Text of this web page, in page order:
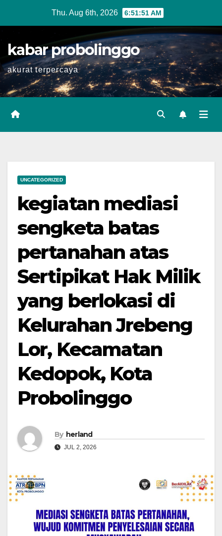
Thu. Aug 6th, 2026 6:51:52 AM
kabar probolinggo
akurat terpercaya
UNCATEGORIZED
kegiatan mediasi
sengketa batas
pertanahan atas
Sertipikat Hak Milik
yang berlokasi di
Kelurahan Jrebeng
Lor, Kecamatan
Kedopok, Kota
Probolinggo
By herland
JUL 2, 2026